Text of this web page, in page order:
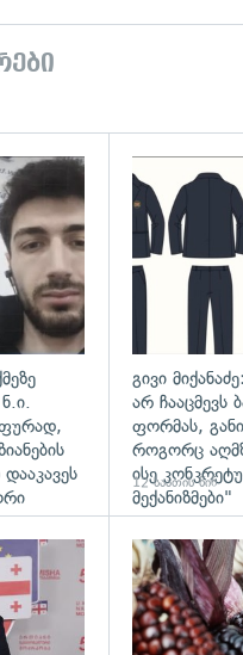
გადახედვა
გივი
არ ჩააცმევს
ფორმას,
როგორც
ისე
მექანიზმები"
12 საათის წინ
გადახედვა